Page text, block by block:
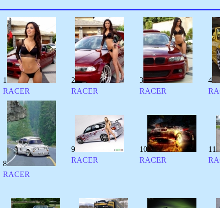
1
RACER
2
RACER
3
RACER
4
8
RACER
9
RACER
10
RACER
11